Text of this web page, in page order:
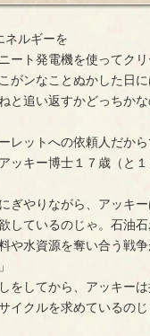
ネルギーを
ート発電機を使ってク
がンなことぬかした日
と追い返すかどっちか
ットへの依頼人だから
キー博士１７歳（と１
やりながら、アッキ
しているのじゃ。石油
や水資源を奪い合う戦
してから、アッキーは
イクルを求めているのじ